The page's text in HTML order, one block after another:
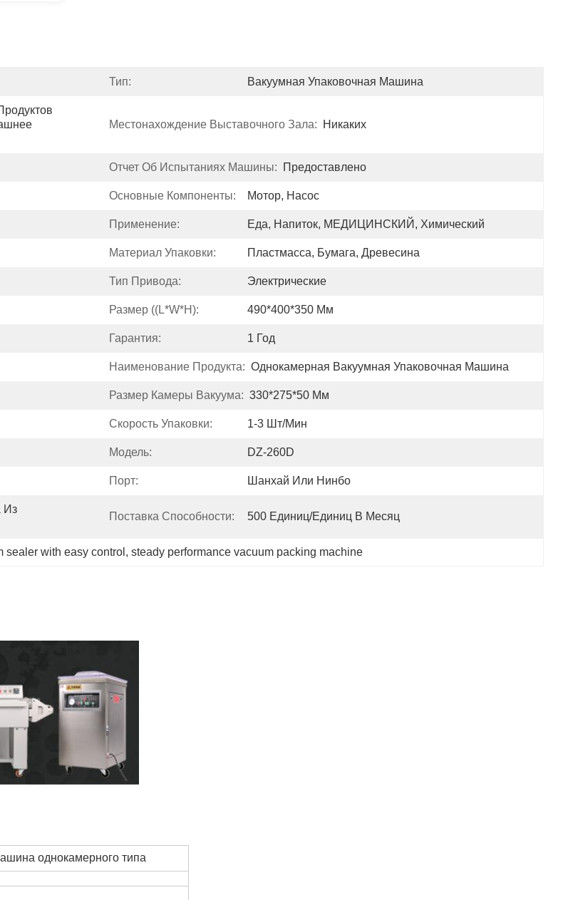
Тип: Вакуумная Упаковочная Машина
Местонахождение Выставочного Зала: Никаких
Отчет Об Испытаниях Машины: Предоставлено
Основные Компоненты: Мотор, Насос
Применение: Еда, Напиток, МЕДИЦИНСКИЙ, Химический
Материал Упаковки: Пластмасса, Бумага, Древесина
Тип Привода: Электрические
Размер ((L*W*H): 490*400*350 Мм
Гарантия: 1 Год
Наименование Продукта: Однокамерная Вакуумная Упаковочная Машина
Размер Камеры Вакуума: 330*275*50 Мм
Скорость Упаковки: 1-3 Шт/мин
Модель: DZ-260D
Порт: Шанхай Или Нинбо
Из
Поставка Способности: 500 Единиц/единиц В Месяц
sealer with easy control , steady performance vacuum packing machine
однокамерного типа